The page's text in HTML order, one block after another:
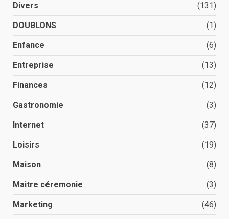
Divers (131)
DOUBLONS (1)
Enfance (6)
Entreprise (13)
Finances (12)
Gastronomie (3)
Internet (37)
Loisirs (19)
Maison (8)
Maitre céremonie (3)
Marketing (46)